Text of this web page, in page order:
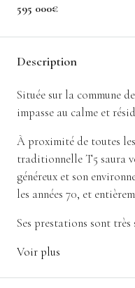
595 000€
Description
Située sur la commune
impasse au calme et
À proximité de toutes
traditionnelle T5 saura
généreux et son
les années 70, et
Ses prestations sont
Voir plus